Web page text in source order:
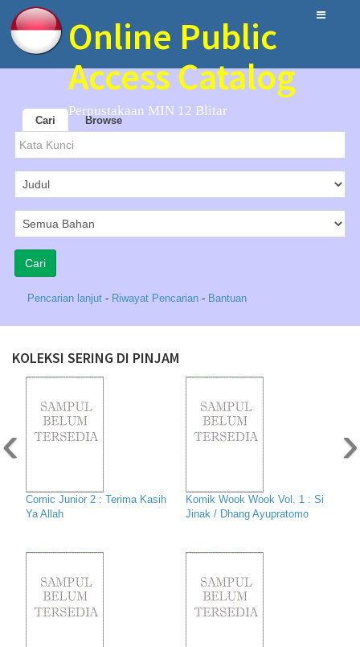
Online Public
Access Catalog
Perpustakaan MIN 12 Blitar
Cari Browse
Pencarian lanjut - Riwayat Pencarian - Bantuan
KOLEKSI SERING DI PINJAM
Comic Junior 2 : Terima Kasih
Ya Allah
Komik Wook Wook Vol. 1 : Si
Jinak / Dhang Ayupratomo
‹ ›